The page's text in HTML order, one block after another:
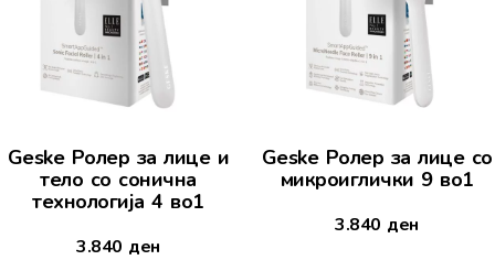
Geske Ролер за лице и
тело со сонична
технологија 4 во1
3.840 ден
Geske Ролер за лице со
микроиглички 9 во1
3.840 ден